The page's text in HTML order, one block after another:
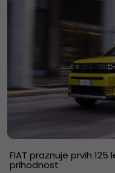
FIAT praznuje prvih
prihodnost